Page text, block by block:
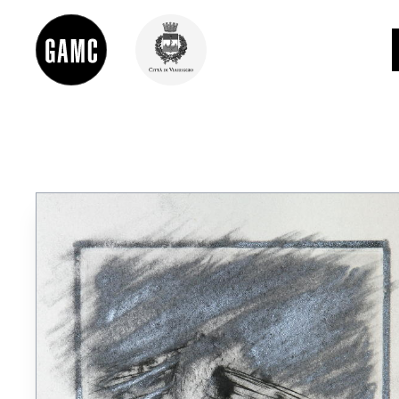
LE COLLEZIONI
GLI AUTORI
LORENZO VIANI
MOSTRE
EVENTI
PALAZZO DELLE MUSE